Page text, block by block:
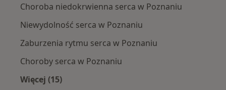
Choroba niedokrwienna serca w Poznaniu
Niewydolność serca w Poznaniu
Zaburzenia rytmu serca w Poznaniu
Choroby serca w Poznaniu
Więcej (15)